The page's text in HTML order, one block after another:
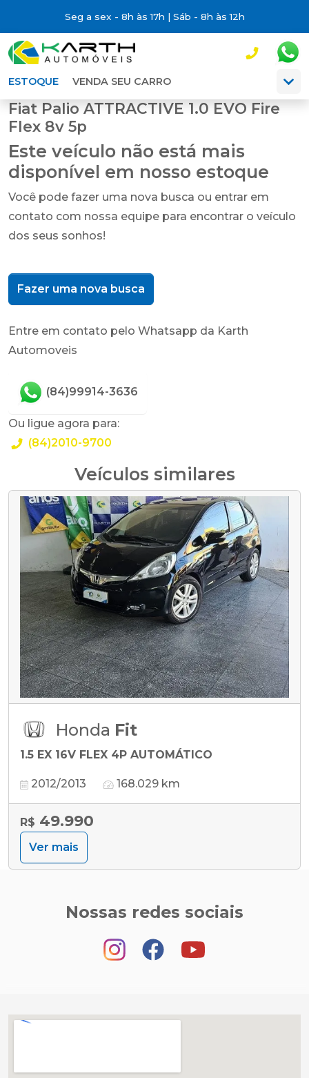
Seg a sex - 8h às 17h | Sáb - 8h às 12h
ESTOQUE VENDA SEU CARRO
Fiat Palio ATTRACTIVE 1.0 EVO Fire
Flex 8v 5p
Este veículo não está mais
disponível em nosso estoque
Você pode fazer uma nova busca ou entrar em
contato com nossa equipe para encontrar o veículo
dos seus sonhos!
Fazer uma nova busca
Entre em contato pelo Whatsapp da Karth
Automoveis
(84)99914-3636
Ou ligue agora para:
(84)2010-9700
Veículos similares
Honda Fit
1.5 EX 16V FLEX 4P AUTOMÁTICO
2012/2013 168.029 km
R$ 49.990
Ver mais
Nossas redes sociais